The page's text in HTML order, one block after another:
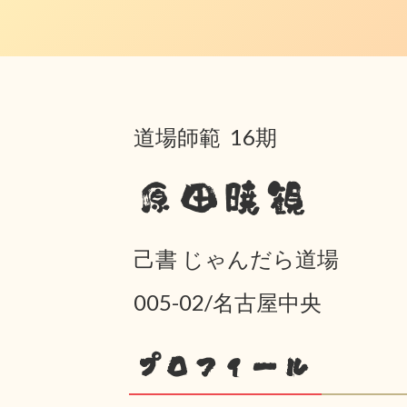
道場師範 16期
原田暁観
己書 じゃんだら道場
005-02/名古屋中央
プロフィール